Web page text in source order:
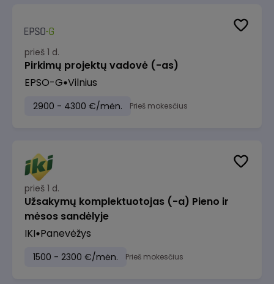
prieš 1 d.
Pirkimų projektų vadovė (-as)
EPSO-G Vilnius
2900 - 4300 €/mėn. Prieš mokesčius
prieš 1 d.
Užsakymų komplektuotojas (-a) Pieno ir
mėsos sandėlyje
IKI Panevėžys
1500 - 2300 €/mėn. Prieš mokesčius